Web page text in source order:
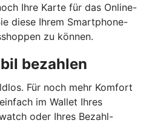
Ihre Karte für das Online-
diese Ihrem Smartphone-
zu können.
bezahlen
Für noch mehr Komfort
im Wallet Ihres
oder Ihres Bezahl-